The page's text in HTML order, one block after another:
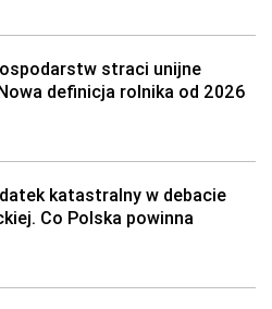
straci unijne
definicja rolnika od 2026
katastralny w debacie
Co Polska powinna